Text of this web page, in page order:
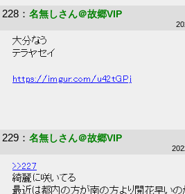
228 ： 名無しさん＠故郷VIP
大分なう
テラヤセイ
https://imgur.com/u42tGPj
229 ： 名無しさん＠故郷VIP
>>227
綺麗に咲いてる
最近は都内の方が南の方より開花早いの